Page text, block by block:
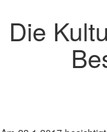
Die